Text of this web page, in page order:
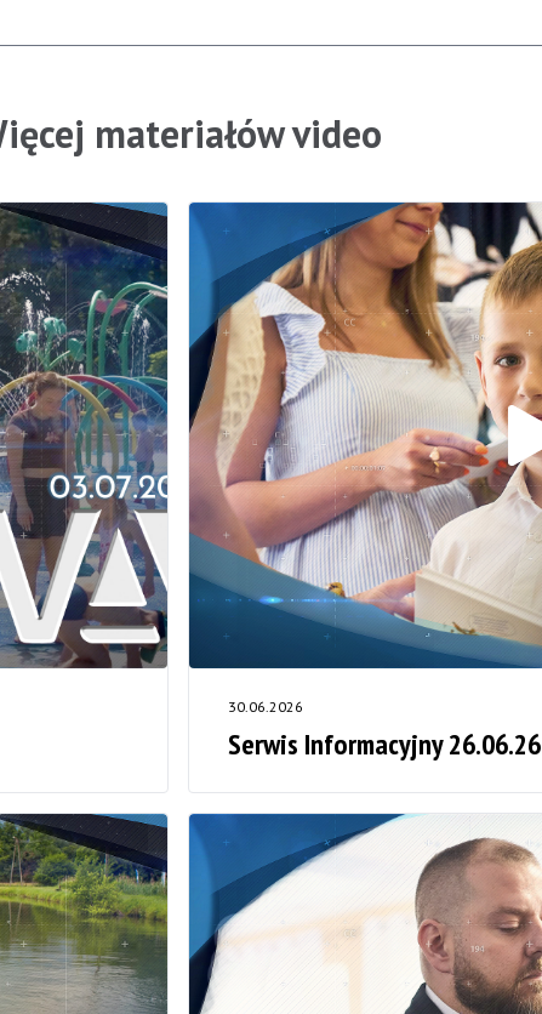
materiałów video
30.06.2026
Serwis Informacyjny 26.06.26